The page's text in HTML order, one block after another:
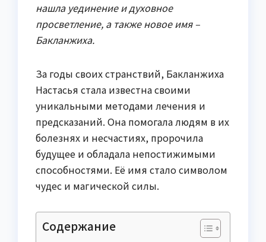
нашла уединение и духовное
просветление, а также новое имя –
Бакланжиха.
За годы своих странствий, Бакланжиха
Настасья стала известна своими
уникальными методами лечения и
предсказаний. Она помогала людям в их
болезнях и несчастиях, пророчила
будущее и обладала непостижимыми
способностями. Её имя стало символом
чудес и магической силы.
Содержание